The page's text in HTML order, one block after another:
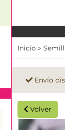
Inicio »
Envío
Volver